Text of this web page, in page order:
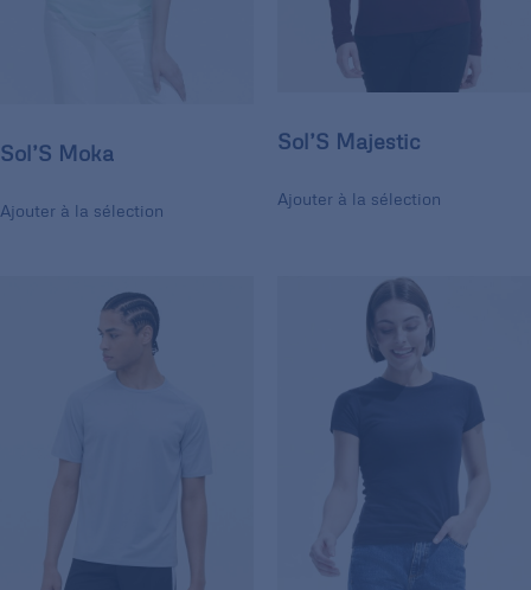
Sol’S Moka
Ajouter à la sélection
Sol’S Majestic
Ajouter à la sélection